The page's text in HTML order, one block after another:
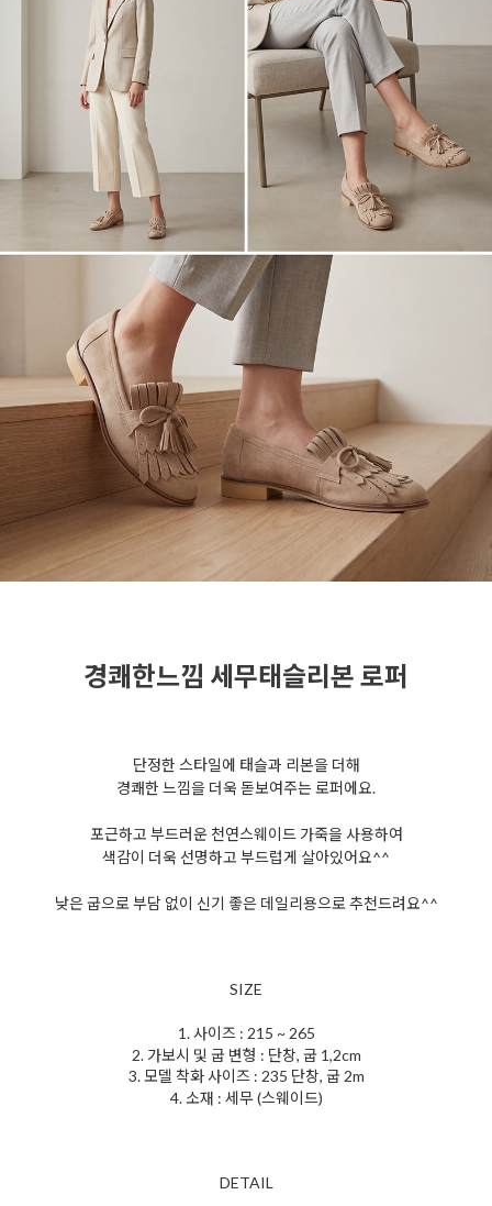
경쾌한느낌 세무태슬리본 로퍼
단정한 스타일에 태슬과 리본을 더해
경쾌한 느낌을 더욱 돋보여주는 로퍼에요.
포근하고 부드러운 천연스웨이드 가죽을 사용하여
색감이 더욱 선명하고 부드럽게 살아있어요^^
낮은 굽으로 부담 없이 신기 좋은 데일리용으로 추천드려요^^
SIZE
1. 사이즈 : 215 ~ 265
2. 가보시 및 굽 변형 : 단창, 굽 1,2cm
3. 모델 착화 사이즈 : 235 단창, 굽 2m
4. 소재 : 세무 (스웨이드)
DETAIL